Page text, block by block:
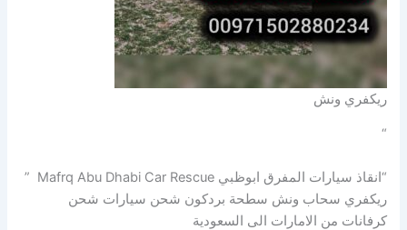
ريكفري ونش
“
“انقاذ سيارات المفرق ابوظبي Mafrq Abu Dhabi Car Rescue ”
ريكفري سحاب ونش سطحة بردكون شحن سيارات شحن
كرفانات من الامارات الى السعودية